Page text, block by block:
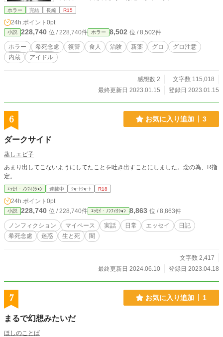
ホラー 完結 長編 R15
24h.ポイント 0pt
小説 228,740 位 / 228,740件 ホラー 8,502 位 / 8,502件
ホラー 希死念慮 復讐 食人 治験 新薬 グロ
グロ注意
内蔵
アイドル
感想数 2
文字数 115,018
最終更新日 2023.01.15
登録日 2023.01.15
6 お気に入り追加 3
ダークサイド
蒸しエビ子
あまり出してこないようにしてたことを吐き出すことにしました。念の為、R指
定。
ｴｯｾｲ・ﾉﾝﾌｨｸｼｮﾝ 連載中 ｼｮｰﾄｼｮｰﾄ R18
24h.ポイント 0pt
小説 228,740 位 / 228,740件 ｴｯｾｲ・ﾉﾝﾌｨｸｼｮﾝ 8,863 位 / 8,863件
ノンフィクション マイペース 実話 日常 エッセイ
日記
希死念慮
迷惑 生と死 闇
文字数 2,417
最終更新日 2024.06.10
登録日 2023.04.18
7 お気に入り追加 1
まるで幻想みたいだ
ほしのことば